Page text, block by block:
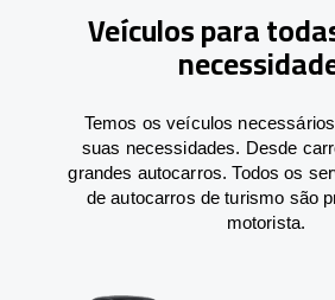
Veículos para
Temos os veículos
suas necessidades. Desde
grandes autocarros. Todos os
de autocarros de turismo são
motorista.